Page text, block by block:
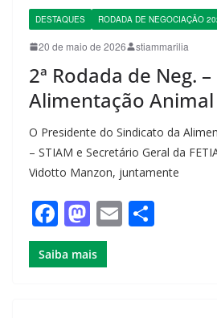
o
o
k
o
n
DESTAQUES RODADA DE NEGOCIAÇÃO
20 de maio de 2026 stiammarilia
2ª Rodada de Neg.
Alimentação Animal
O Presidente do Sindicato da
– STIAM e Secretário Geral da
Vidotto Manzon, juntamente
F
a
c
M
a
st
E
m
Saiba mais